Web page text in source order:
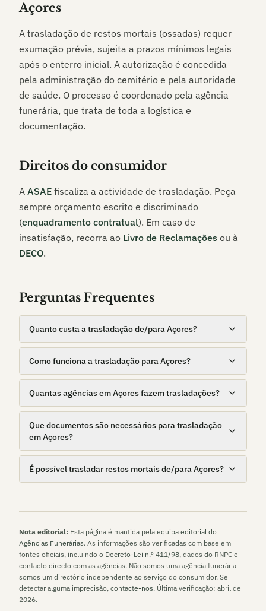
Açores
A trasladação de restos mortais (ossadas) requer
exumação prévia, sujeita a prazos mínimos legais
após o enterro inicial. A autorização é concedida
pela administração do cemitério e pela autoridade
de saúde. O processo é coordenado pela agência
funerária, que trata de toda a logística e
documentação.
Direitos do consumidor
A ASAE fiscaliza a actividade de trasladação. Peça
sempre orçamento escrito e discriminado
(enquadramento contratual). Em caso de
insatisfação, recorra ao Livro de Reclamações ou à
DECO.
Perguntas Frequentes
Quanto custa a trasladação de/para Açores?
Como funciona a trasladação para Açores?
Quantas agências em Açores fazem trasladações?
Que documentos são necessários para trasladação
em Açores?
É possível trasladar restos mortais de/para Açores?
Nota editorial: Esta página é mantida pela equipa editorial do
Agências Funerárias. As informações são verificadas com base em
fontes oficiais, incluindo o Decreto-Lei n.º 411/98, dados do RNPC e
contacto directo com as agências. Não somos uma agência funerária —
somos um directório independente ao serviço do consumidor. Se
detectar alguma imprecisão, contacte-nos. Última verificação: abril de
2026.